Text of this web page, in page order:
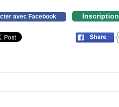
avec Facebook Inscription